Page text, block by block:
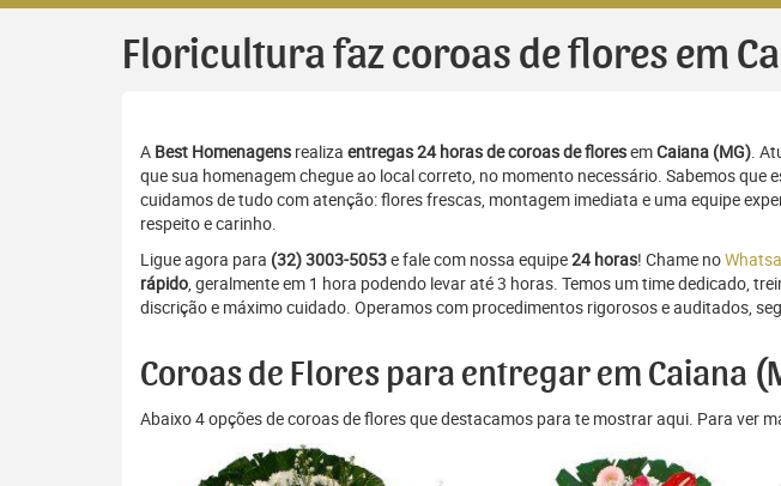
Floricultura faz coroas de flores em
A Best Homenagens realiza entregas 24 horas de coroas de floresemCaiana (MG).
que sua homenagem chegue ao local correto, no momento necessário. Sabemos que
cuidamos de tudo com atenção: flores frescas, montagem imediata e uma equipe
respeito e carinho.
Ligue agora para (32) 3003-5053e fale com nossa equipe24 horas! Chame no
rápido, geralmente em 1 hora podendo levar até 3 horas. Temos um time dedicado,
discrição e máximo cuidado. Operamos com procedimentos rigorosos e auditados,
Coroas de Flores para entregar em Caiana
Abaixo 4 opções de coroas de flores que destacamos para te mostrar aqui. Para ver